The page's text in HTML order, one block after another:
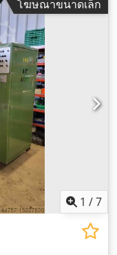
โฆษณาขนาดเล็ก
1 /7